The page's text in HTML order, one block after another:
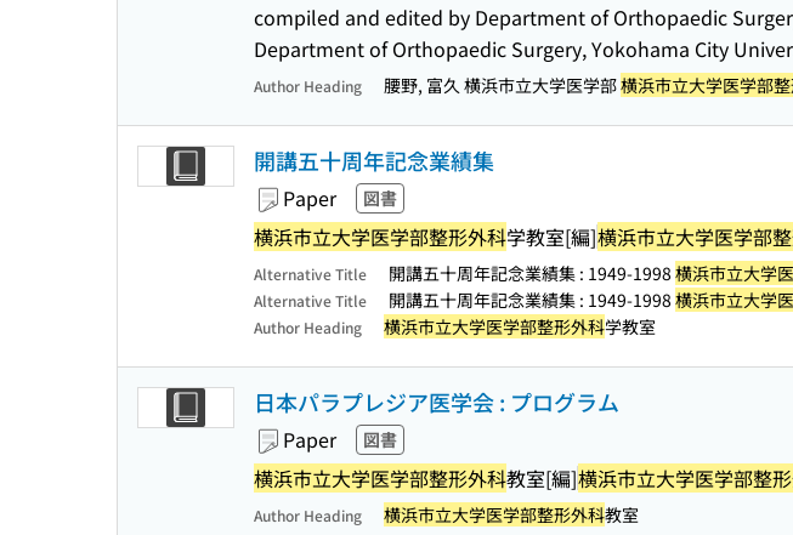
compiled and edited by Department of Orthopaedic
Department of Orthopaedic Surgery, Yokohama City
Author Heading 腰野, 富久 横浜市立大学医学部横浜市立大学医学部
開講五十周年記念業績集
Paper 図書
横浜市立大学医学部整形外科学教室[編]横浜市立大学医学部
Alternative Title 開講五十周年記念業績集 : 1949-1998 横浜市立大学
Alternative Title 開講五十周年記念業績集 : 1949-1998 横浜市立大学
Author Heading 横浜市立大学医学部整形外科学教室
日本パラプレジア医学会 : プログラム
Paper 図書
横浜市立大学医学部整形外科教室[編]横浜市立大学医学部整
Author Heading 横浜市立大学医学部整形外科教室